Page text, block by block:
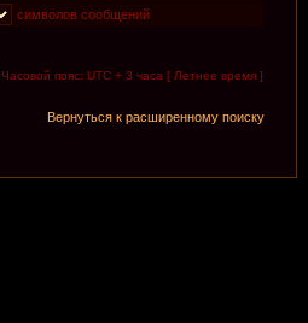
символов сообщений
Часовой пояс: UTC + 3 часа [ Летнее время ]
Вернуться к расширенному поиску